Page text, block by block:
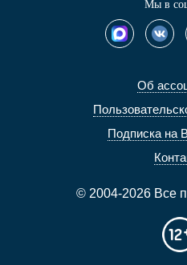
Об
Подписка на
© 2004-2026 Все
Мы в